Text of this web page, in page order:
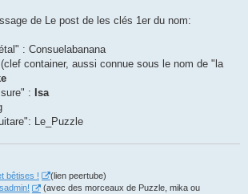
de Le post de les clés 1er du nom:
: Consuelabanana
container, aussi connue sous le nom de "la
: Isa
Le_Puzzle
bêtises !
(lien peertube)
(avec des morceaux de Puzzle, mika ou